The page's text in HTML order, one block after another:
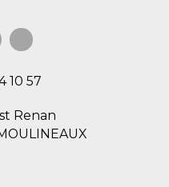
10 57
Renan